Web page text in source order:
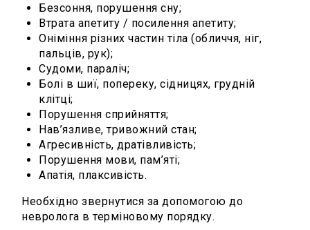
Безсоння, порушення сну;
Втрата апетиту / посилення апетиту;
Оніміння різних частин тіла (обличчя, ніг,
пальців, рук);
Судоми, параліч;
Болі в шиї, попереку, сідницях, грудній
клітці;
Порушення сприйняття;
Нав’язливе, тривожний стан;
Агресивність, дратівливість;
Порушення мови, пам’яті;
Апатія, плаксивість.
Необхідно звернутися за допомогою до
невролога в терміновому порядку.